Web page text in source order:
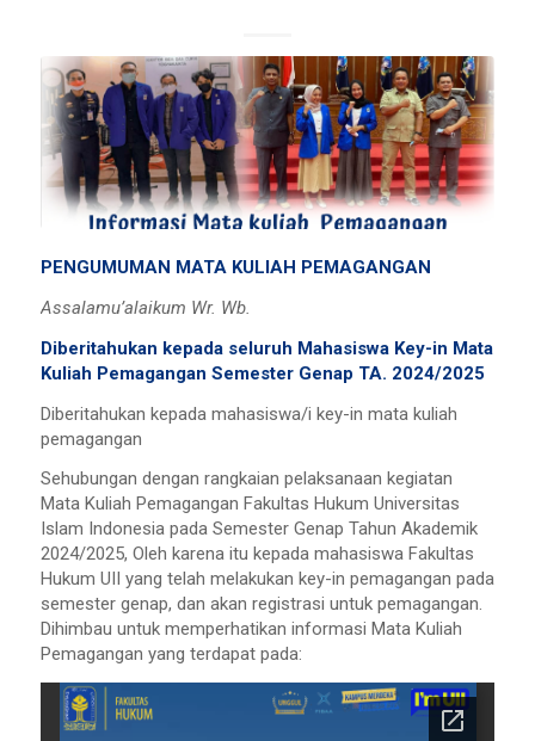
PENGUMUMAN MATA KULIAH PEMAGANGAN
Assalamu’alaikum Wr. Wb.
Diberitahukan kepada seluruh Mahasiswa Key-in Mata
Kuliah Pemagangan Semester Genap TA. 2024/2025
Diberitahukan kepada mahasiswa/i key-in mata kuliah
pemagangan
Sehubungan dengan rangkaian pelaksanaan kegiatan
Mata Kuliah Pemagangan Fakultas Hukum Universitas
Islam Indonesia pada Semester Genap Tahun Akademik
2024/2025, Oleh karena itu kepada mahasiswa Fakultas
Hukum UII yang telah melakukan key-in pemagangan pada
semester genap, dan akan registrasi untuk pemagangan.
Dihimbau untuk memperhatikan informasi Mata Kuliah
Pemagangan yang terdapat pada: